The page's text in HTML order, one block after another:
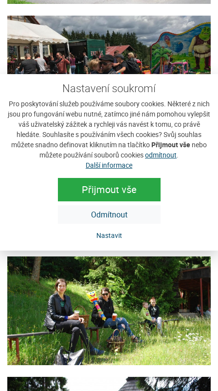
Nastavení soukromí
Pro poskytování služeb používáme soubory cookies. Některé z nich
jsou pro fungování webu nutné, zatímco jiné nám pomohou vylepšit
váš uživatelský zážitek a rychleji vás navést k tomu, co právě
hledáte. Souhlasíte s používáním všech cookies? Svůj souhlas
můžete snadno definovat kliknutím na tlačítko Přijmout vše nebo
můžete používání souborů cookiesodmítnout.
Další informace
Přijmout vše
Odmítnout
Nastavit